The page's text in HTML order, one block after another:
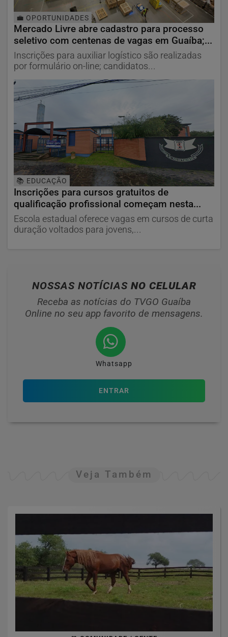
💼 OPORTUNIDADES
Mercado Livre abre cadastro para processo
seletivo com centenas de vagas em Guaíba;...
Inscrições para auxiliar logístico são realizadas
por formulário on-line; candidatos...
📚 EDUCAÇÃO
Inscrições para cursos gratuitos de
qualificação profissional começam nesta...
Escola estadual oferece vagas em cursos de curta
duração voltados para jovens,...
NOSSAS NOTÍCIAS NO CELULAR
Receba as notícias do TVGO Guaíba
Online no seu app favorito de mensagens.
Whatsapp
ENTRAR
Veja Também